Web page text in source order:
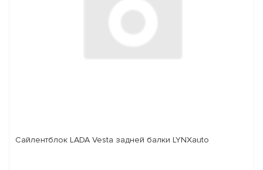
Сайлентблок LADA Vesta задней балки LYNXauto